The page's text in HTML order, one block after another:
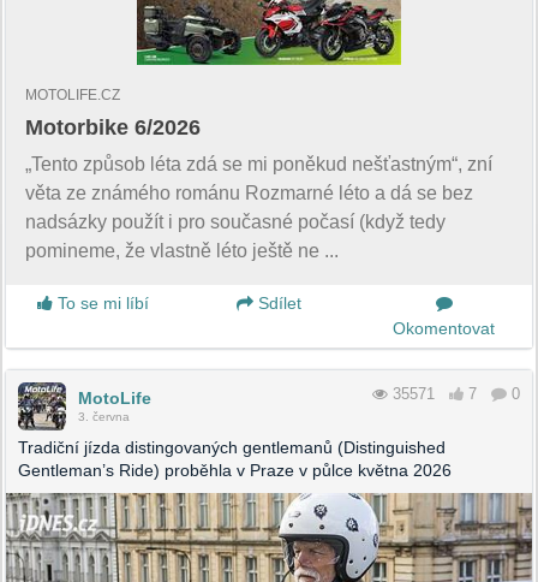
MOTOLIFE.CZ
Motorbike 6/2026
„Tento způsob léta zdá se mi poněkud nešťastným“, zní
věta ze známého románu Rozmarné léto a dá se bez
nadsázky použít i pro současné počasí (když tedy
pomineme, že vlastně léto ještě ne ...
To se mi líbí
Sdílet
Okomentovat
MotoLife
3. června
35571 7 0
Tradiční jízda distingovaných gentlemanů (Distinguished
Gentleman’s Ride) proběhla v Praze v půlce května 2026